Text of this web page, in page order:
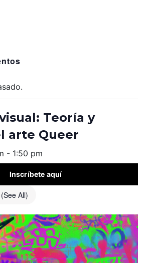
Teoría y
arte Queer
- 1:50 pm
(See All)
Inscríbete aquí